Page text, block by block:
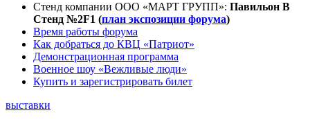
Стенд компании ООО «МАРТ ГРУПП»: Павильон B
Стенд №2F1 (план экспозиции форума)
Время работы форума
Как добраться до КВЦ «Патриот»
Демонстрационная программа
Военное шоу «Вежливые люди»
Купить и зарегистрировать билет
выставки